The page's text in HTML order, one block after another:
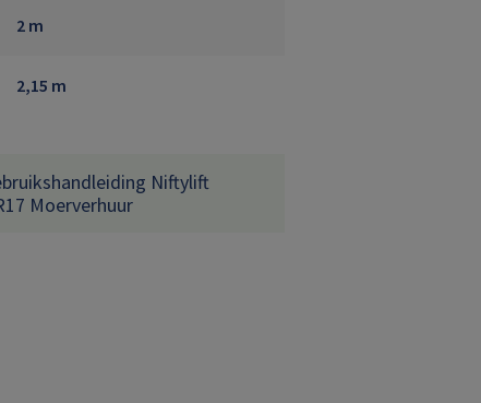
2 m
2,15 m
Niftylift
Moerverhuur